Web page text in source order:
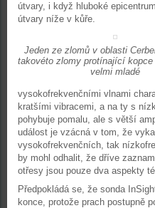
útvary, i když hluboké
útvary níže v kůře.
Jeden ze zlomů v oblasti
takovéto zlomy protínající
velmi mladé
vysokofrekvenčními vlnami
kratšími vibracemi, a na ty s
pohybuje pomalu, ale s větší
událost je vzácná v tom, že
vysokofrekvenčních, tak
by mohl odhalit, že dříve
otřesy jsou pouze dva aspekty
Předpokládá se, že sonda
konce, protože prach postupně